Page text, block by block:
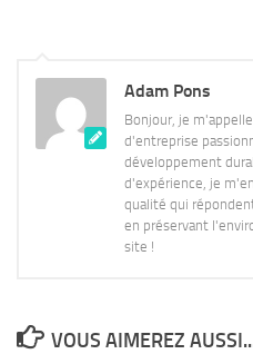
Adam Pons
Bonjour, je
d'entreprise
développement
d'expérience, je
qualité qui
en préservant
site !
VOUS AIMEREZ